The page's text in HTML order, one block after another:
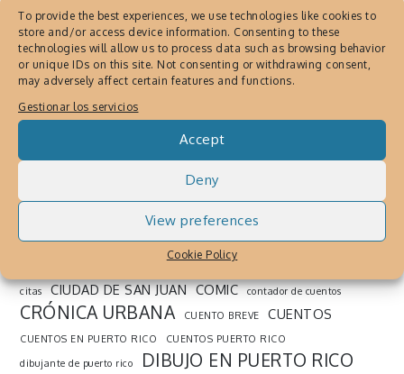
To provide the best experiences, we use technologies like cookies to
store and/or access device information. Consenting to these
technologies will allow us to process data such as browsing behavior
or unique IDs on this site. Not consenting or withdrawing consent,
may adversely affect certain features and functions.
Gestionar los servicios
Accept
Deny
View preferences
Cookie Policy
The Drawing Art of Javier
Martinez
Enero 20, 2023 ByCronica Urbana
El arte del dibujo de Javier Martínez, artista
SEARCH THE WEB
citas
CIUDAD DE SAN JUAN COMIC contador de cuentos
CRÓNICA URBANA CUENTO BREVE CUENTOS
CUENTOS EN PUERTO RICO
CUENTOS PUERTO RICO
dibujante de puerto rico
DIBUJO EN PUERTO RICO